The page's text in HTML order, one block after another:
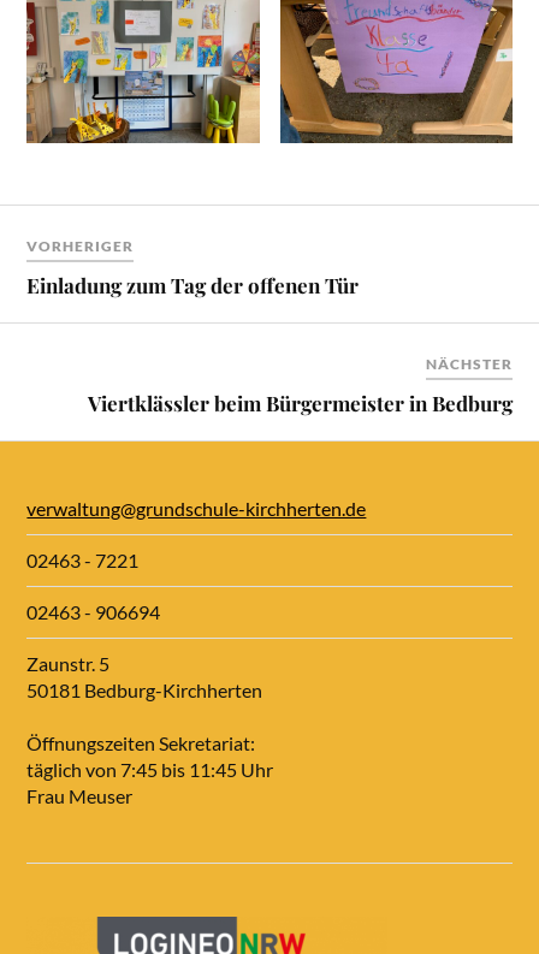
VORHERIGER
Einladung zum Tag der offenen Tür
NÄCHSTER
Viertklässler beim Bürgermeister in Bedburg
verwaltung@grundschule-kirchherten.de
02463 - 7221
02463 - 906694
Zaunstr. 5
50181 Bedburg-Kirchherten
Öffnungszeiten Sekretariat:
täglich von 7:45 bis 11:45 Uhr
Frau Meuser